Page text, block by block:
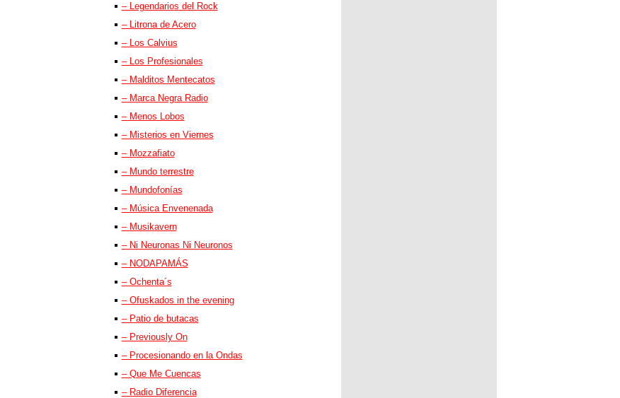
– Legendarios del Rock
– Litrona de Acero
– Los Calvius
– Los Profesionales
– Malditos Mentecatos
– Marca Negra Radio
– Menos Lobos
– Misterios en Viernes
– Mozzafiato
– Mundo terrestre
– Mundofonías
– Música Envenenada
– Musikavern
– Ni Neuronas Ni Neuronos
– NODAPAMÁS
– Ochenta´s
– Ofuskados in the evening
– Patio de butacas
– Previously On
– Procesionando en la Ondas
– Que Me Cuencas
– Radio Diferencia